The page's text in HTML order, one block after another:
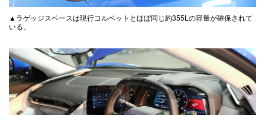
▲ラゲッジスペースは現行コルベットとほぼ同じ約355Lの容量が確保されて
いる。